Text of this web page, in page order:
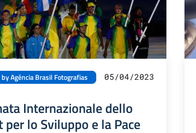
Agência Brasil Fotografias 05/04/2023
Internazionale dello
per lo Sviluppo e la Pace